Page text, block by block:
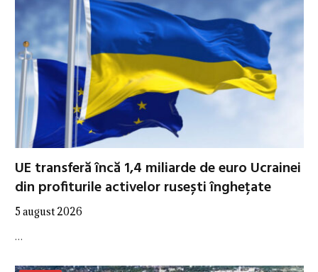
UE transferă încă 1,4 miliarde de euro Ucrainei
din profiturile activelor rusești înghețate
5 august 2026
…